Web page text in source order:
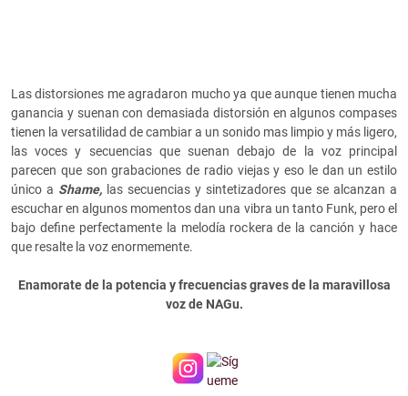
Las distorsiones me agradaron mucho ya que aunque tienen mucha
ganancia y suenan con demasiada distorsión en algunos compases
tienen la versatilidad de cambiar a un sonido mas limpio y más ligero,
las voces y secuencias que suenan debajo de la voz principal
parecen que son grabaciones de radio viejas y eso le dan un estilo
único a Shame, las secuencias y sintetizadores que se alcanzan a
escuchar en algunos momentos dan una vibra un tanto Funk, pero el
bajo define perfectamente la melodía rockera de la canción y hace
que resalte la voz enormemente.
Enamorate de la potencia y frecuencias graves de la maravillosa
voz de NAGu.